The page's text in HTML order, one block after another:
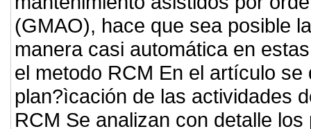
(GMAO), hace que sea posible
manera casi automática en
el metodo RCM En el artículo
plan?ìcación de las actividades
RCM Se analizan con detalle